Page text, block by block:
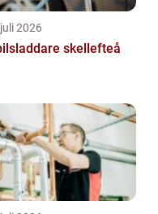
2026
skellefteå